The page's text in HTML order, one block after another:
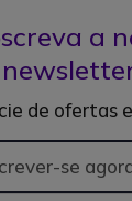
a
de ofertas
se